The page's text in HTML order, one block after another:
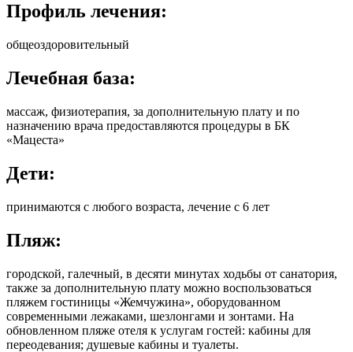
Профиль лечения:
общеоздоровительный
Лечебная база:
массаж, физиотерапия, за дополнительную плату и по
назначению врача предоставляются процедуры в БК
«Мацеста»
Дети:
принимаются с любого возраста, лечение с 6 лет
Пляж:
городской, галечный, в десяти минутах ходьбы от санатория,
также за дополнительную плату можно воспользоваться
пляжем гостиницы «Жемчужина», оборудованном
современными лежаками, шезлонгами и зонтами. На
обновленном пляже отеля к услугам гостей: кабины для
переодевания; душевые кабины и туалеты.